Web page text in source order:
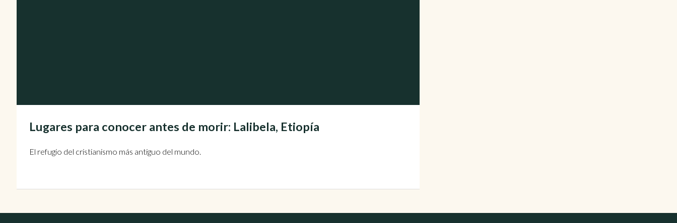
Lugares para conocer antes de morir: Lalibela, Etiopía
El refugio del cristianismo más antiguo del mundo.